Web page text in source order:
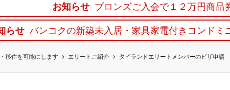
お知らせ ブロンズご入会で１２万円商品
らせ バンコクの新築未入居・家具家電付きコンドミ
移住を可能にします エリートご紹介 タイランドエリートメンバーのビザ申請